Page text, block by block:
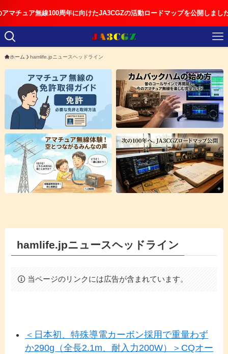
無線100周年に向けたJA3CGZの活動ロードマップを公開しました
ホーム hamlife.jpニュースヘッドライン
hamlife.jpニュースヘッドライン
当ページのリンクには広告が含まれています。
＜日本初、特殊導電カーボン採用で重量わず
か290g（全長2.1m、耐入力200W）＞CQオー